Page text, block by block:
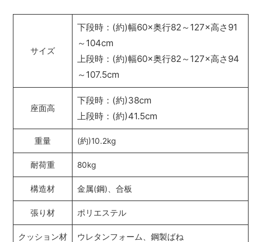
サイズ
下段時：(約)幅60×奥行82～127×高さ91
～104cm
上段時：(約)幅60×奥行82～127×高さ94
～107.5cm
座面高
下段時：(約)38cm
上段時：(約)41.5cm
重量 (約)10.2kg
耐荷重 80kg
構造材 金属(鋼)、合板
張り材 ポリエステル
クッション材 ウレタンフォーム、鋼製ばね